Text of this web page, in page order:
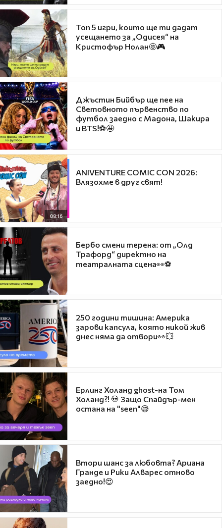
Топ 5 игри, които ще ти дадат
усещането за „Одисея“ на
Кристофър Нолан🤩🎮
Джъстин Бийбър ще пее на
Световното първенство по
футбол заедно с Мадона, Шакира
и BTS!⚽🤩
08:16
ANIVENTURE COMIC CON 2026:
Влязохме в друг свят!
Бербо смени терена: от „Олд
Трафорд“ директно на
театралната сцена👀⚽
250 години тишина: Америка
зарови капсула, която никой жив
днес няма да отвори👀💥
Ерлинг Холанд ghost-на Том
Холанд?! 💀 Защо Спайдър-мен
остана на "seen"😅
Втори шанс за любовта? Ариана
Гранде и Рики Алварес отново
заедно!😍